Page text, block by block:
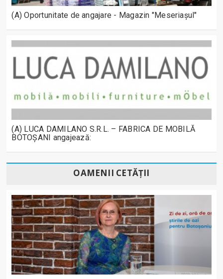
(A) Oportunitate de angajare - Magazin "Meseriașul"
(A) LUCA DAMILANO S.R.L. – FABRICA DE MOBILĂ
BOTOȘANI angajează:
OAMENII CETĂȚII